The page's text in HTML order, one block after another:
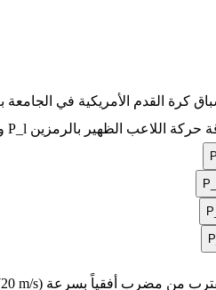
كرة القدم الأمريكية في
حركة اللاعب الظهير بالرمزين P_l
من مضرب أفقياً بسرعة m/s)